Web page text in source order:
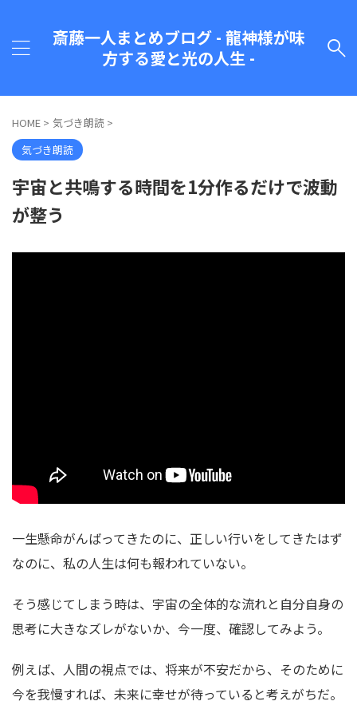
斎藤一人まとめブログ - 龍神様が味
方する愛と光の人生 -
HOME > 気づき朗読 >
気づき朗読
宇宙と共鳴する時間を1分作るだけで波動
が整う
一生懸命がんばってきたのに、正しい行いをしてきたはず
なのに、私の人生は何も報われていない。
そう感じてしまう時は、宇宙の全体的な流れと自分自身の
思考に大きなズレがないか、今一度、確認してみよう。
例えば、人間の視点では、将来が不安だから、そのために
今を我慢すれば、未来に幸せが待っていると考えがちだ。